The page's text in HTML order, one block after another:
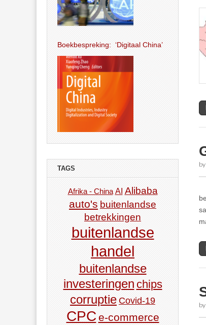
by
by
Boekbespreking: ‘Digitaal China’
TAGS
Afrika - China AI Alibaba
auto's buitenlandse
betrekkingen
buitenlandse
handel
buitenlandse
investeringen chips
corruptie Covid-19
CPC e-commerce